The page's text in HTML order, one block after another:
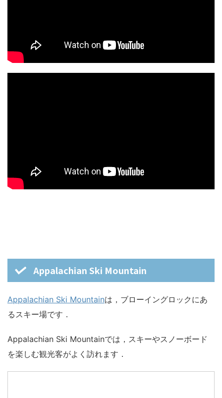
Appalachian Ski Mountain
Appalachian Ski Mountainは，ブローイングロックにあ
るスキー場です．
Appalachian Ski Mountainでは，スキーやスノーボード
を楽しむ観光客がよく訪れます．